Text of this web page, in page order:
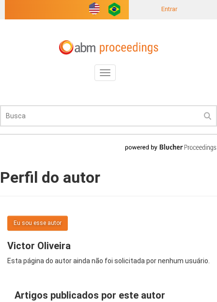
Entrar
Toggle
navigation
Perfil do autor
Eu sou esse autor
Victor Oliveira
Esta página do autor ainda não foi solicitada por nenhum usuário.
Artigos publicados por este autor